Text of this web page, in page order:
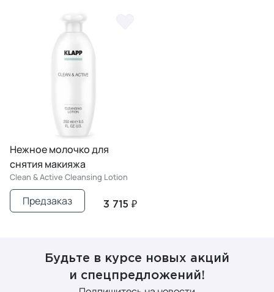
Нежное молочко для
снятия макияжа
Clean & Active Cleansing Lotion
3 715 ₽
Предзаказ
Будьте в курсе новых акций
и спецпредложений!